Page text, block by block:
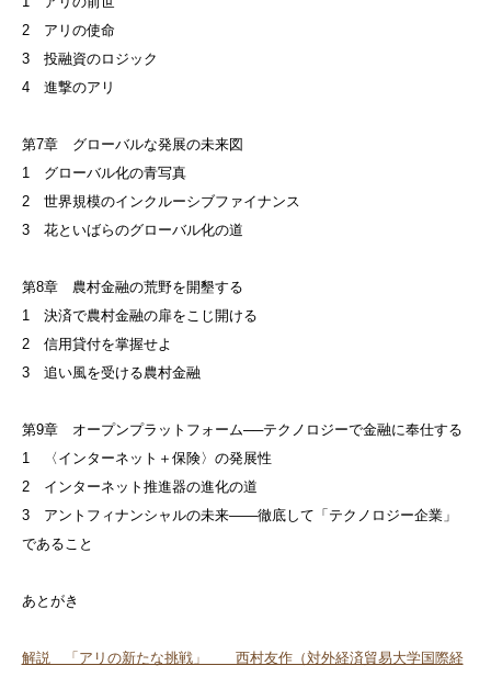
2 アリの使命
3 投融資のロジック
4 進撃のアリ
第7章 グローバルな発展の未来図
1 グローバル化の青写真
2 世界規模のインクルーシブファイナンス
3 花といばらのグローバル化の道
第8章 農村金融の荒野を開墾する
1 決済で農村金融の扉をこじ開ける
2 信用貸付を掌握せよ
3 追い風を受ける農村金融
第9章 オープンプラットフォーム──テクノロジーで金融に奉仕する
1 〈インターネット＋保険〉の発展性
2 インターネット推進器の進化の道
3 アントフィナンシャルの未来——徹底して「テクノロジー企業」
であること
あとがき
解説 「アリの新たな挑戦」 西村友作（対外経済貿易大学国際経